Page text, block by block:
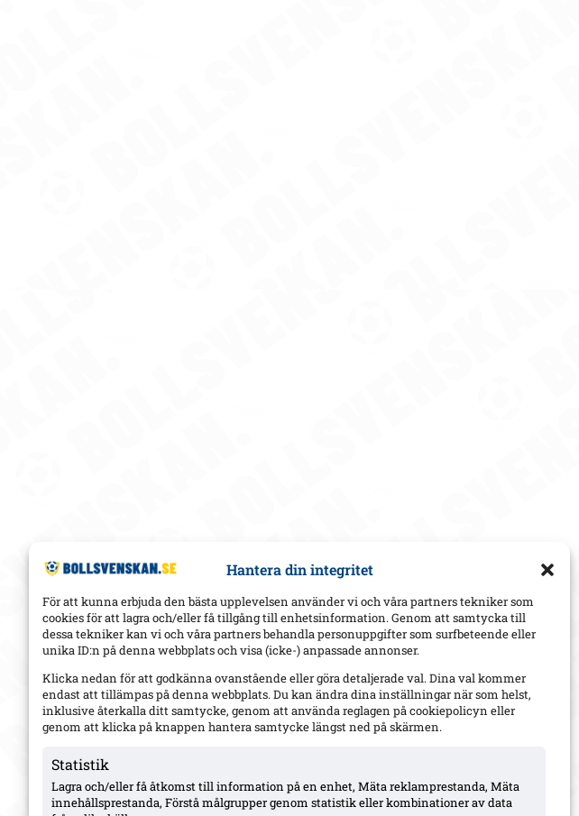
Hantera din integritet
För att kunna erbjuda den bästa upplevelsen använder vi och våra partners tekniker som
cookies för att lagra och/eller få tillgång till enhetsinformation. Genom att samtycka till
dessa tekniker kan vi och våra partners behandla personuppgifter som surfbeteende eller
unika ID:n på denna webbplats och visa (icke-) anpassade annonser.
Klicka nedan för att godkänna ovanstående eller göra detaljerade val. Dina val kommer
endast att tillämpas på denna webbplats. Du kan ändra dina inställningar när som helst,
inklusive återkalla ditt samtycke, genom att använda reglagen på cookiepolicyn eller
genom att klicka på knappen hantera samtycke längst ned på skärmen.
Statistik
Lagra och/eller få åtkomst till information på en enhet, Mäta reklamprestanda, Mäta
innehållsprestanda, Förstå målgrupper genom statistik eller kombinationer av data